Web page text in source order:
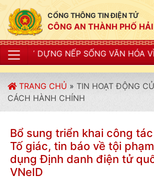
CỔNG THÔNG TIN ĐIỆN TỬ
CÔNG AN THÀNH PHỐ
SỐNG VĂN HÓA VÌ NHÂN DÂN
TRANG CHỦ » TIN HOẠT ĐỘNG
CÁCH HÀNH CHÍNH
Bổ sung triển khai công
Tố giác, tin báo về tội
dụng Định danh điện tử
VNeID